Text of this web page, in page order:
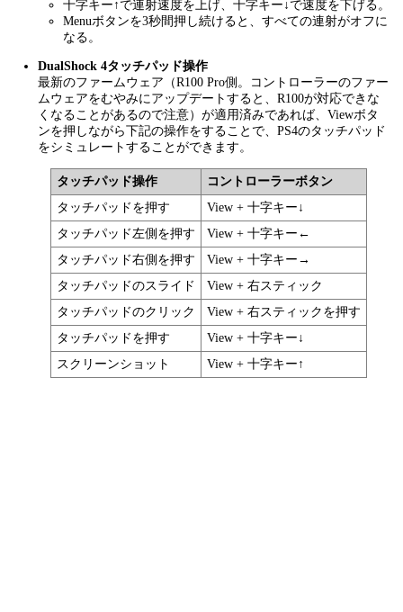
十字キー↑で連射速度を上げ、十字キー↓で速度を下げる。
Menuボタンを3秒間押し続けると、すべての連射がオフに
なる。
DualShock 4タッチパッド操作
最新のファームウェア（R100 Pro側。コントローラーのファー
ムウェアをむやみにアップデートすると、R100が対応できな
くなることがあるので注意）が適用済みであれば、Viewボタ
ンを押しながら下記の操作をすることで、PS4のタッチパッド
をシミュレートすることができます。
タッチパッド操作
コントローラーボタン
タッチパッドを押す
View + 十字キー↓
タッチパッド左側を押す
View + 十字キー←
タッチパッド右側を押す
View + 十字キー→
タッチパッドのスライド
View + 右スティック
タッチパッドのクリック
View + 右スティックを押す
タッチパッドを押す
View + 十字キー↓
スクリーンショット
View + 十字キー↑